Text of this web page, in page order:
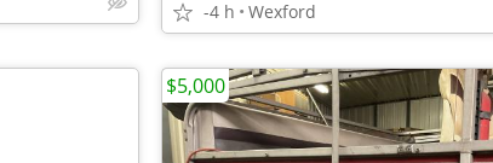
-4 h Wexford
$5,000